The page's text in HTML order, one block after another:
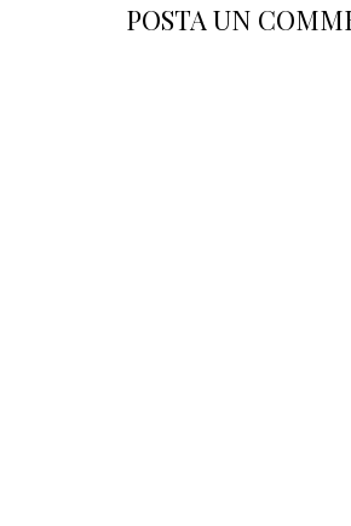
POSTA UN